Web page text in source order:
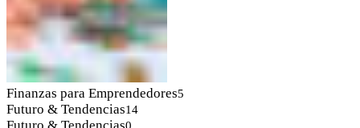
Finanzas para Emprendedores5
Futuro & Tendencias14